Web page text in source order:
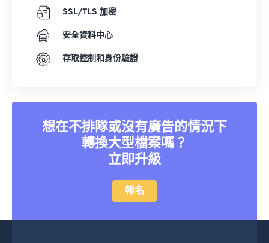
SSL/TLS 加密
安全資料中心
存取控制和身份驗證
想在不排隊或沒有廣告的情況下
轉換大型檔案嗎？
立即升級
報名